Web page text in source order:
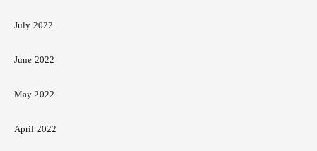
July 2022
June 2022
May 2022
April 2022